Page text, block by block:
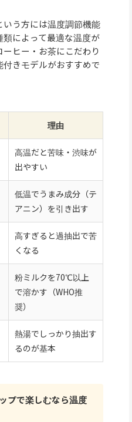
いう方には温度調節機能
によって最適な温度が
ヒー・お茶にこだわり
きモデルがおすすめで
理由
高温だと苦味・渋味が
出やすい
低温でうまみ成分（テ
アニン）を引き出す
高すぎると過抽出で苦
くなる
粉ミルクを70℃以上
で溶かす（WHO推
奨）
熱湯でしっかり抽出す
るのが基本
プで楽しむなら温度